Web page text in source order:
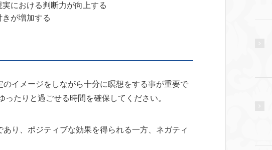
における判断力が向上する
が増加する
イメージをしながら十分に瞑想をする事が重要で
たりと過ごせる時間を確保してください。
り、ポジティブな効果を得られる一方、ネガティ